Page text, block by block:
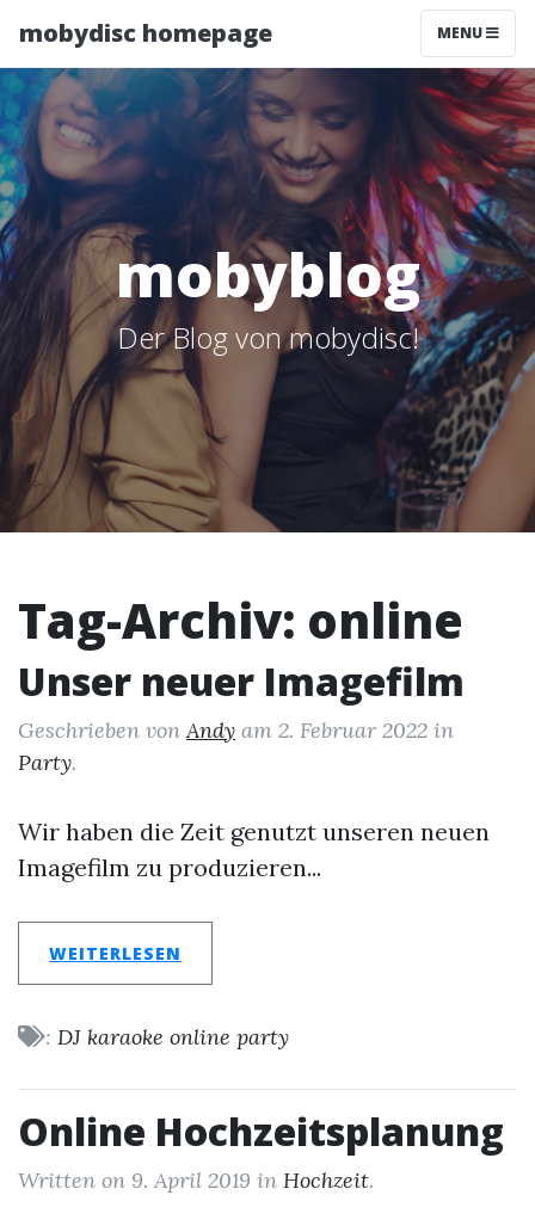
mobydisc homepage MENU
mobyblog
Der Blog von mobydisc!
Tag-Archiv: online
Unser neuer Imagefilm
Geschrieben vonAndy am 2. Februar 2022 in
Party.
Wir haben die Zeit genutzt unseren neuen
Imagefilm zu produzieren...
WEITERLESEN
: DJ karaoke online party
Online Hochzeitsplanung
Written on 9. April 2019 in Hochzeit.